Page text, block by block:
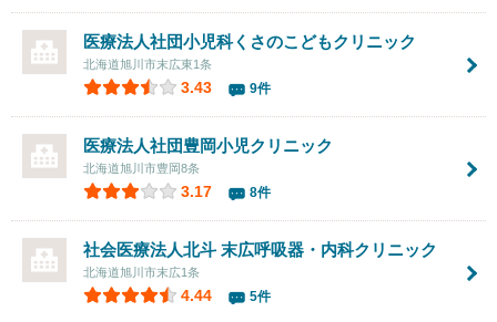
医療法人社団小児科くさのこどもクリニック
北海道旭川市末広東1条
3.43 9件
医療法人社団豊岡小児クリニック
北海道旭川市豊岡8条
3.17 8件
社会医療法人北斗 末広呼吸器・内科クリニック
北海道旭川市末広1条
4.44 5件